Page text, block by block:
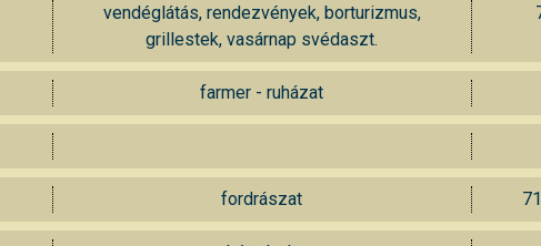
vendéglátás, rendezvények, borturizmus,
grillestek, vasárnap svédaszt.
farmer - ruházat
fordrászat